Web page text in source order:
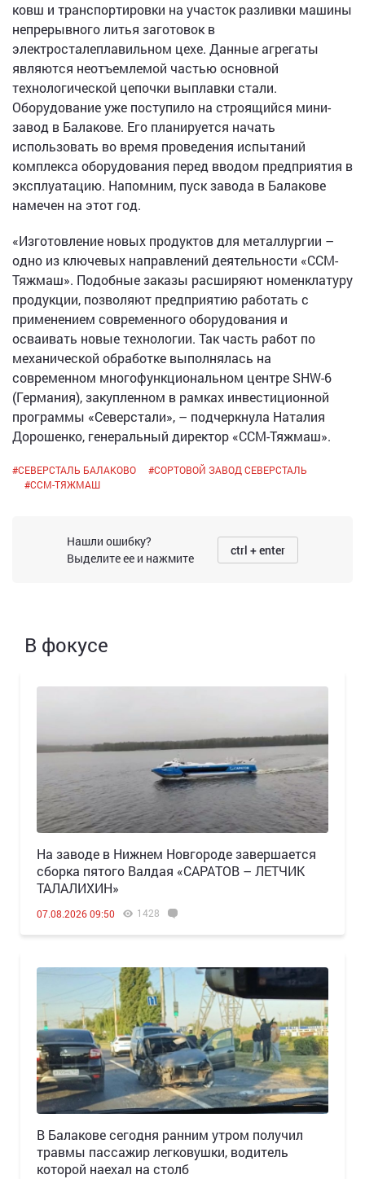
ковш и транспортировки на участок разливки машины
непрерывного литья заготовок в
электросталеплавильном цехе. Данные агрегаты
являются неотъемлемой частью основной
технологической цепочки выплавки стали.
Оборудование уже поступило на строящийся мини-
завод в Балакове. Его планируется начать
использовать во время проведения испытаний
комплекса оборудования перед вводом предприятия в
эксплуатацию. Напомним, пуск завода в Балакове
намечен на этот год.
«Изготовление новых продуктов для металлургии –
одно из ключевых направлений деятельности «ССМ-
Тяжмаш». Подобные заказы расширяют номенклатуру
продукции, позволяют предприятию работать с
применением современного оборудования и
осваивать новые технологии. Так часть работ по
механической обработке выполнялась на
современном многофункциональном центре SHW-6
(Германия), закупленном в рамках инвестиционной
программы «Северстали», – подчеркнула Наталия
Дорошенко, генеральный директор «ССМ-Тяжмаш».
#СЕВЕРСТАЛЬ БАЛАКОВО #СОРТОВОЙ ЗАВОД СЕВЕРСТАЛЬ
#ССМ-ТЯЖМАШ
Нашли ошибку?
Выделите ее и нажмите
ctrl + enter
В фокусе
Н️а заводе в Нижнем Новгороде завершается
сборка пятого Валдая «САРАТОВ – ЛЕТЧИК
ТАЛАЛИХИН»
07.08.2026 09:50 1428
В Балакове сегодня ранним утром получил
травмы пассажир легковушки, водитель
которой наехал на столб